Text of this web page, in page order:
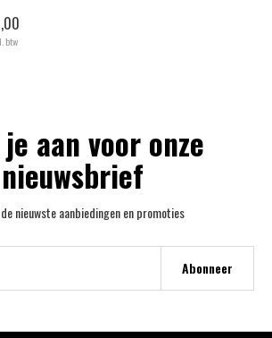
btw
aan voor onze
nieuwsbrief
nieuwste aanbiedingen en promoties
Abonneer